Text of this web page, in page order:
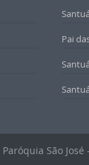
Pai
São